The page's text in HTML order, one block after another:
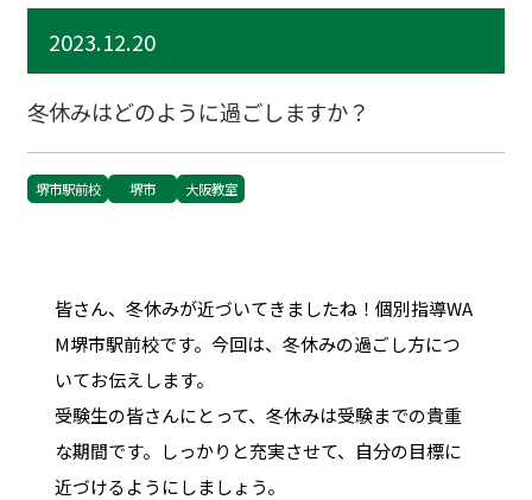
2023.12.20
冬休みはどのように過ごしますか？
堺市駅前校 堺市 大阪教室
皆さん、冬休みが近づいてきましたね！個別指導WA
M堺市駅前校です。今回は、冬休みの過ごし方につ
いてお伝えします。
受験生の皆さんにとって、冬休みは受験までの貴重
な期間です。しっかりと充実させて、自分の目標に
近づけるようにしましょう。